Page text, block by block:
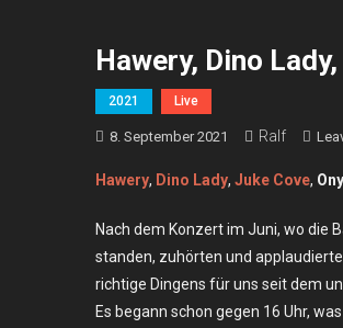
Hawery, Dino
2021 Live
8. September 2021 Ralf
Hawery, Dino Lady, Juke Cove,
Nach dem Konzert im Juni, wo die
standen, zuhörten und
richtige Dingens für uns seit dem
Es begann schon gegen 16 Uhr,